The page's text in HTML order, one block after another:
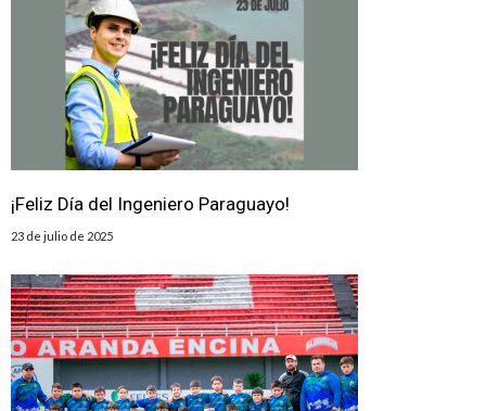
¡Feliz Día del Ingeniero Paraguayo!
23 de julio de 2025